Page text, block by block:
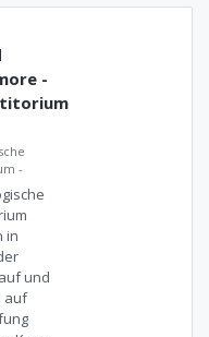
-
-
in
und
auf